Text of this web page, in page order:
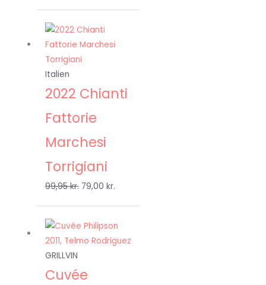
Italien
2022 Chianti
Fattorie
Marchesi
Torrigiani
99,95kr.
oprindelige
pris
var:
79,00 kr.
pris
GRILLVIN
Cuvée
oprindelige
pris
129,00 kr..
aktuelle
pris